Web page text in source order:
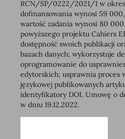
RCN/SP/0222/2021/1 w
dofinansowania wynosi 59
wartość zadania wynosi 80
powyższego projektu Cahiers
dostępność swoich publikacji
bazach danych; wykorzystuje
oprogramowanie do
edytorskich; usprawnia proces
językowej publikowanych
identyfikatory DOI. Umowę o
w dniu 19.12.2022.